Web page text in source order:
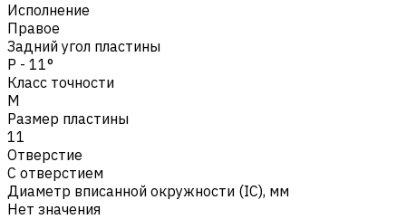
Исполнение
Правое
Задний угол пластины
P - 11°
Класс точности
M
Размер пластины
11
Отверстие
С отверстием
Диаметр вписанной окружности (IC), мм
Нет значения